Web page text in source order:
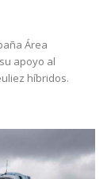
Área
apoyo al
híbridos.